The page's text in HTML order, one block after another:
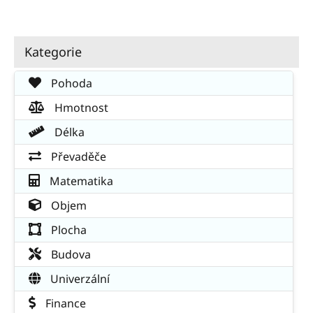
Kategorie
Pohoda
Hmotnost
Délka
Převaděče
Matematika
Objem
Plocha
Budova
Univerzální
Finance